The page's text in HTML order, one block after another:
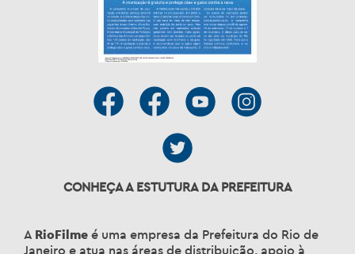
CONHEÇA A ESTUTURA DA PREFEITURA
A RioFilme é uma empresa da Prefeitura do Rio de
Janeiro e atua nas áreas de distribuição, apoio à